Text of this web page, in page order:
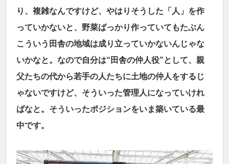
り、複雑なんですけど、やはりそうした「人」を作
っていかないと、野菜ばっかり作っていてもたぶん
こういう田舎の地域は成り立っていかないんじゃな
いかなと。なので自分は“田舎の仲人役”として、親
父たちの代から若手の人たちに土地の仲人をするじ
ゃないですけど、そういった管理人になっていけれ
ばなと。そういったポジションをいま築いている最
中です。